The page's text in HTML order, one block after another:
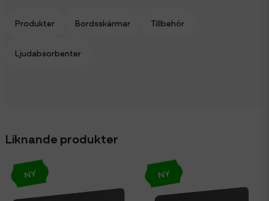
Produkter Bordsskärmar Tillbehör
Ljudabsorbenter
Liknande produkter
NY NY